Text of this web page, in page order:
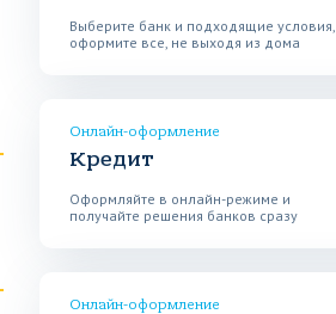
Выберите банк и подходящие условия,
оформите все, не выходя из дома
Онлайн-оформление
Кредит
Оформляйте в онлайн-режиме и
получайте решения банков сразу
Онлайн-оформление